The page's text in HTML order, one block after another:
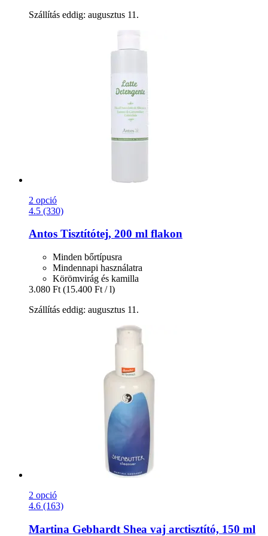
Szállítás eddig: augusztus 11.
2 opció
4.5 (330)
Antos Tisztítótej, 200 ml flakon
Minden bőrtípusra
Mindennapi használatra
Körömvirág és kamilla
3.080 Ft (15.400 Ft / l)
Szállítás eddig: augusztus 11.
2 opció
4.6 (163)
Martina Gebhardt Shea vaj arctisztító, 150 ml